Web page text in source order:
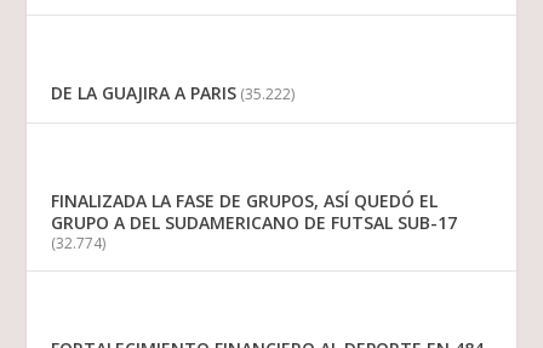
DE LA GUAJIRA A PARIS (35.222)
FINALIZADA LA FASE DE GRUPOS, ASÍ QUEDÓ EL
GRUPO A DEL SUDAMERICANO DE FUTSAL SUB-17
(32.774)